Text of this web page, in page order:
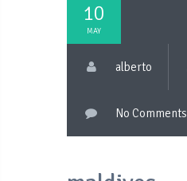
10
MAY
alberto
No Comments